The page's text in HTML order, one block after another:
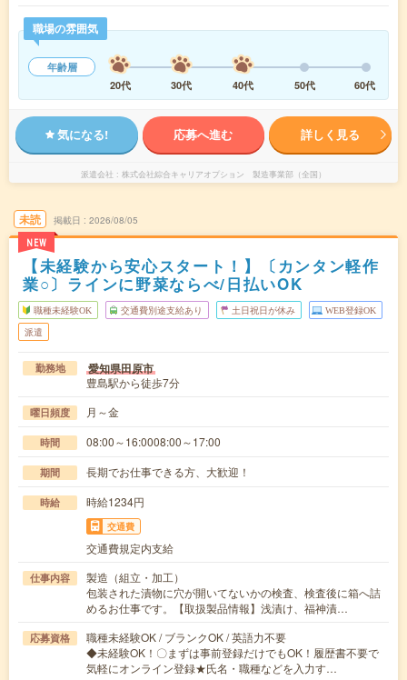
職場の雰囲気
年齢層
20代
30代 40代 50代 60代
気になる! 応募へ進む 詳しく見る
派遣会社 株式会社綜合キャリアオプション 製造事業部（全国）
未読
NEW
掲載日 2026/08/05
【未経験から安心スタート！】〔カンタン軽作
業○〕ラインに野菜ならべ/日払いOK
職種未経験OK 交通費別途支給あり 土日祝日が休み WEB登録OK
派遣
勤務地 愛知県田原市
豊島駅から徒歩7分
曜日頻度 月～金
時間 08:00～16:0008:00～17:00
期間 長期でお仕事できる方、大歓迎！
時給 時給1234円
交通費
交通費規定内支給
仕事内容
製造（組立・加工）
包装された漬物に穴が開いてないかの検査、検査後に箱へ詰
めるお仕事です。【取扱製品情報】浅漬け、福神漬…
応募資格
職種未経験OK / ブランクOK / 英語力不要
◆未経験OK！〇まずは事前登録だけでもOK！履歴書不要で
気軽にオンライン登録★氏名・職種などを入力す…